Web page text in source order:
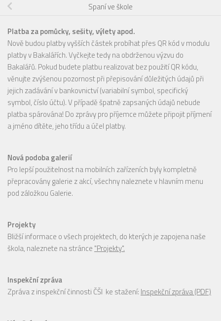
Spaní ve škole
Platba za pomůcky, sešity, výlety apod.
Nově budou platby vyšších částek probíhat přes QR kód v modulu
platby v Bakalářích. Vyčkejte tedy na obdrženou výzvu do
Bakalářů. Pokud budete platbu realizovat bez použití QR kódu,
věnujte zvýšenou pozornost při přepisování důležitých údajů při
jejich zadávání v bankovnictví (variabilní symbol, specifický
symbol, číslo účtu). V případě špatně zapsaných údajů nebude
platba spárována! Do zprávy pro příjemce můžete připojit příjmení
a jméno dítěte, jeho třídu a účel platby.
Nová podoba galerií
Pro lepší použitelnost na mobilních zařízeních byly kompletně
přepracovány galerie z akcí, všechny naleznete v hlavním menu
pod záložkou Galerie.
Projekty
Bližší informace o všech projektech, do kterých je zapojena naše
škola, naleznete na stránce "Projekty".
Inspekční zpráva
Zpráva z inspekční činnosti ČŠI ke stažení: Inspekční zpráva (PDF)